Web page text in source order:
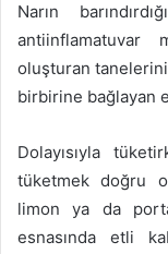
Narın
oluşturan
birbirine bağlayan
Dolayısıyla
tüketmek doğru
limon ya da
esnasında etli